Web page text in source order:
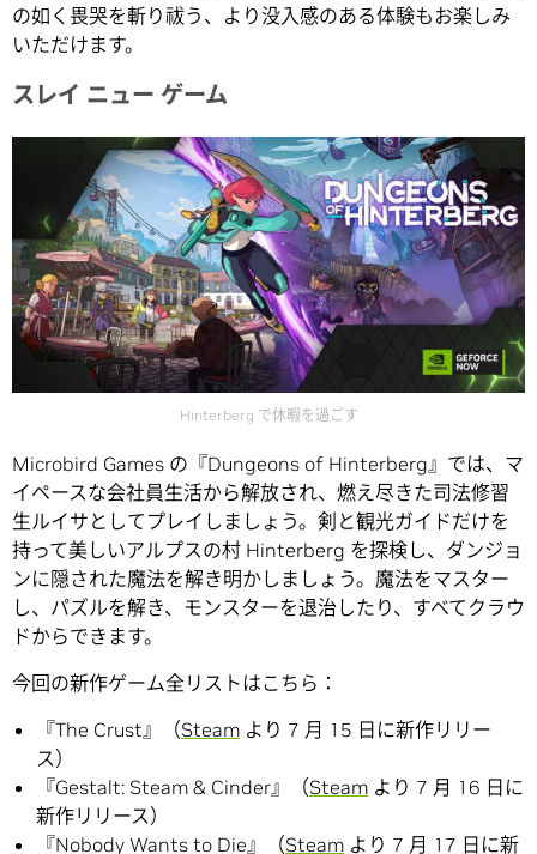
の如く畏哭を斬り祓う、より没入感のある体験もお楽しみ
いただけます。
スレイ ニュー ゲーム
Hinterberg で休暇を過ごす
Microbird Games の『Dungeons of Hinterberg』では、マ
イペースな会社員生活から解放され、燃え尽きた司法修習
生ルイサとしてプレイしましょう。剣と観光ガイドだけを
持って美しいアルプスの村 Hinterberg を探検し、ダンジョ
ンに隠された魔法を解き明かしましょう。魔法をマスター
し、パズルを解き、モンスターを退治したり、すべてクラウ
ドからできます。
今回の新作ゲーム全リストはこちら：
『The Crust』（Steam より 7 月 15 日に新作リリー
ス）
『Gestalt: Steam & Cinder』（Steam より 7 月 16 日に
新作リリース）
『Nobody Wants to Die』（Steam より 7 月 17 日に新